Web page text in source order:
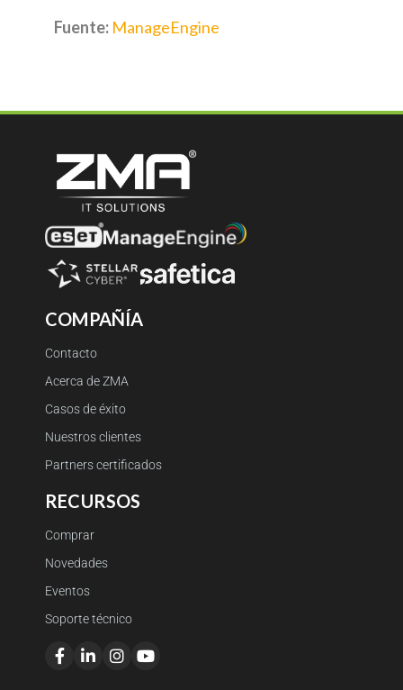
Fuente: ManageEngine
COMPAÑÍA
Contacto
Acerca de ZMA
Casos de éxito
Nuestros clientes
Partners certificados
RECURSOS
Comprar
Novedades
Eventos
Soporte técnico